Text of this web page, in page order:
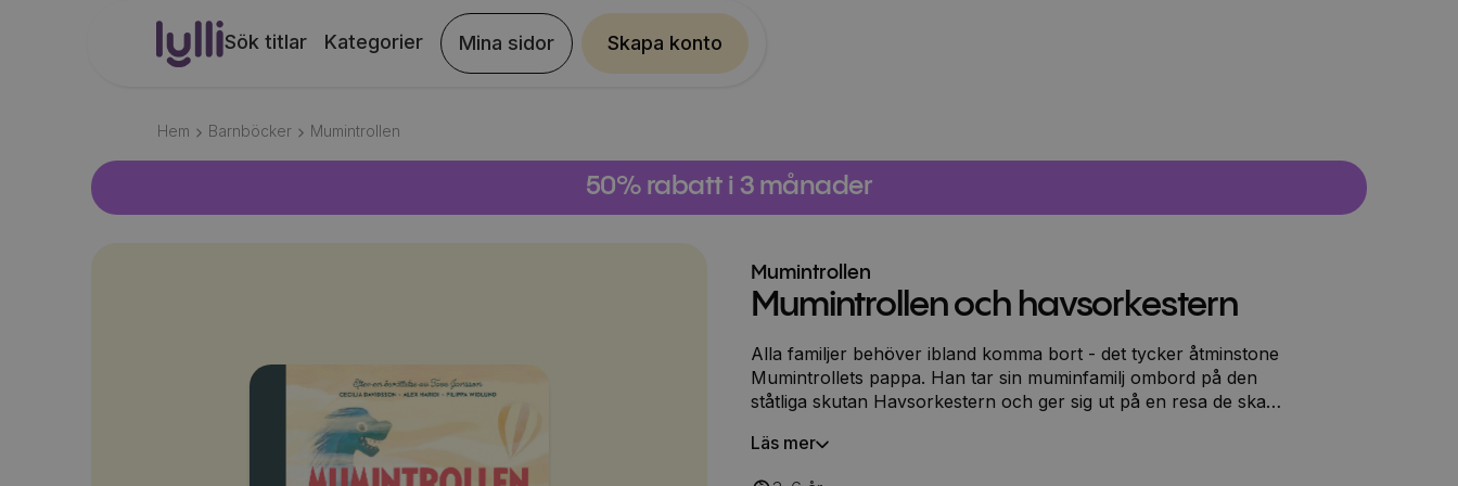
Sök titlar Kategorier Mina sidor Skapa konto
Hem Barnböcker Mumintrollen
50% rabatt i 3 månader
Mumintrollen
Mumintrollen och havsorkestern
Alla familjer behöver ibland komma bort - det tycker åtminstone
Mumintrollets pappa. Han tar sin muminfamilj ombord på den
ståtliga skutan Havsorkestern och ger sig ut på en resa de ska
med ont i baken, en hemul med överdrivet ordningssinne och
Läs mer